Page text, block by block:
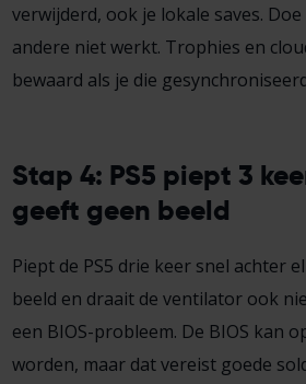
verwijderd, ook je lokale saves.
andere niet werkt. Trophies en
bewaard als je die
Stap 4: PS5 piept 3
geeft geen beeld
Piept de PS5 drie keer snel achter
beeld en draait de ventilator ook
een BIOS-probleem. De BIOS kan
worden, maar dat vereist goede